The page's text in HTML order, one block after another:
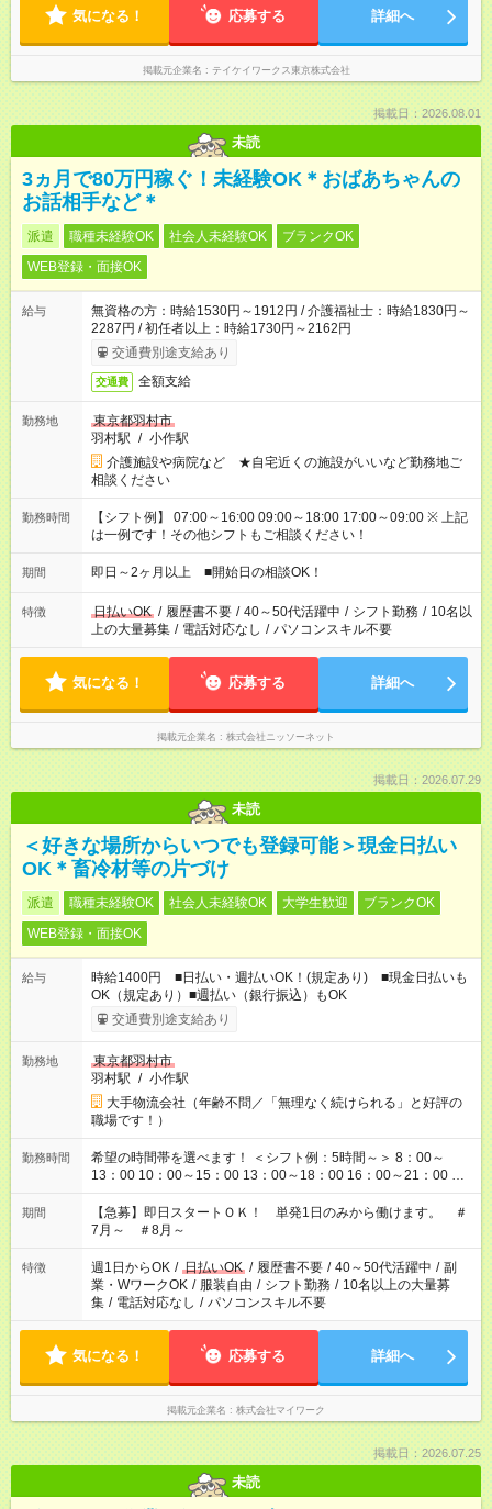
気になる！ 応募する 詳細へ
掲載元企業名 テイケイワークス東京株式会社
掲載日：2026.08.01
未読
3ヵ月で80万円稼ぐ！未経験OK＊おばあちゃんの
お話相手など＊
派遣 職種未経験OK 社会人未経験OK
ブランクOK
WEB登録・面接OK
給与
無資格の方：時給1530円～1912円 / 介護福祉士：時給1830円～
2287円 / 初任者以上：時給1730円～2162円
交通費別途支給あり
交通費 全額支給
勤務地
東京都羽村市
羽村駅 / 小作駅
介護施設や病院など ★自宅近くの施設がいいなど勤務地ご
相談ください
勤務時間
【シフト例】 07:00～16:00 09:00～18:00 17:00～09:00 ※ 上記
は一例です！その他シフトもご相談ください！
期間 即日～2ヶ月以上 ■開始日の相談OK！
特徴 日払いOK / 履歴書不要 / 40～50代活躍中 / シフト勤務 / 10名以
上の大量募集 / 電話対応なし / パソコンスキル不要
気になる！ 応募する 詳細へ
掲載元企業名 株式会社ニッソーネット
掲載日：2026.07.29
未読
＜好きな場所からいつでも登録可能＞現金日払い
OK＊畜冷材等の片づけ
派遣 職種未経験OK 社会人未経験OK 大学生歓迎
ブランクOK
WEB登録・面接OK
給与
時給1400円 ■日払い・週払いOK！(規定あり) ■現金日払いも
OK（規定あり）■週払い（銀行振込）もOK
交通費別途支給あり
勤務地
東京都羽村市
羽村駅 / 小作駅
大手物流会社（年齢不問／「無理なく続けられる」と好評の
職場です！）
勤務時間
希望の時間帯を選べます！ ＜シフト例：5時間～＞ 8：00～
13：00 10：00～15：00 13：00～18：00 16：00～21：00 ＜
シフト例：8時間～＞ ・10：00～19：00 ・13：00～22：00 ・
22：00～翌6：00 など！是非ご希望をお聞かせください！
期間
【急募】即日スタートＯＫ！ 単発1日のみから働けます。 ＃
7月～ ＃8月～
特徴 週1日からOK / 日払いOK / 履歴書不要 / 40～50代活躍中 / 副
業・WワークOK / 服装自由 / シフト勤務 / 10名以上の大量募
集 / 電話対応なし / パソコンスキル不要
気になる！ 応募する 詳細へ
掲載元企業名 株式会社マイワーク
掲載日：2026.07.25
未読